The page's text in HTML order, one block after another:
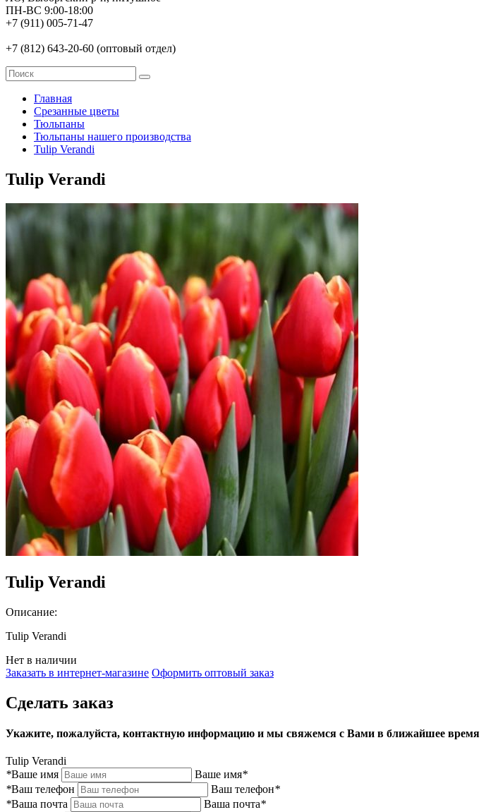
ПН-ВС 9:00-18:00
+7 (911) 005-71-47
+7 (812) 643-20-60 (оптовый отдел)
Главная
Срезанные цветы
Тюльпаны
Тюльпаны нашего производства
Tulip Verandi
Tulip Verandi
Tulip Verandi
Описание:
Tulip Verandi
Нет в наличии
Заказать в интернет-магазине Оформить оптовый заказ
Сделать заказ
Укажите, пожалуйста, контактную информацию и мы свяжемся с Вами в ближайшее время
Tulip Verandi
*Ваше имя Ваше имя*
*Ваш телефон Ваш телефон*
*Ваша почта Ваша почта*